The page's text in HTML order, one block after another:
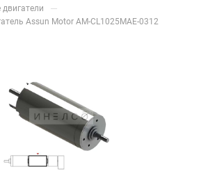
—
Assun Motor AM-CL1025MAE-0312